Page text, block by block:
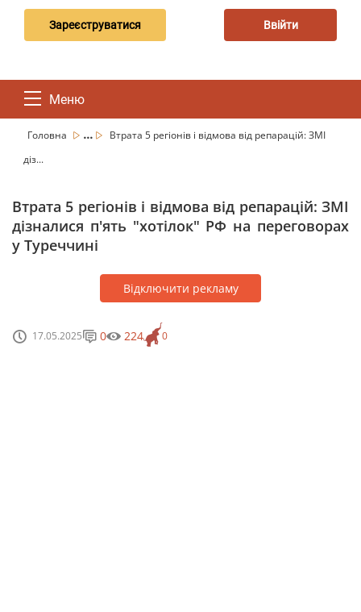
Зареєструватися Ввійти
Меню
Головна ...
Втрата 5 регіонів і відмова від репарацій: ЗМІ
діз...
Втрата 5 регіонів і відмова від репарацій: ЗМІ
дізналися п'ять "хотілок" РФ на переговорах
у Туреччині
Відключити рекламу
17.05.2025 0
0 224